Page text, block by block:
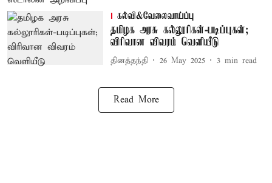
கல்வி&வேலைவாய்ப்பு
தமிழக அரசு கல்லூரிகள்-படிப்புகள்;
விரிவான விவரம் வெளியீடு
தினத்தந்தி 26 May 2025 3 min read
Read More